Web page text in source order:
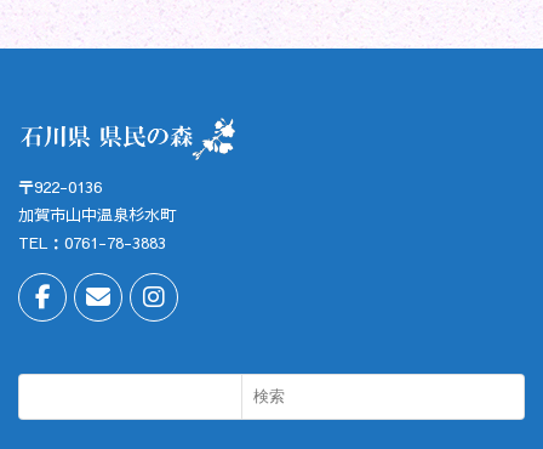
〒922-0136
加賀市山中温泉杉水町
TEL：0761-78-3883
検索